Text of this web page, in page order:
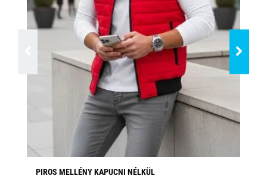
PIROS MELLÉNY KAPUCNI NÉLKÜL